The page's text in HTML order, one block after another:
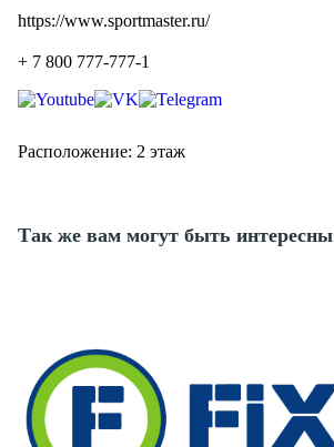
https://www.sportmaster.ru/
+ 7 800 777-777-1
Расположение: 2 этаж
Так же вам могут быть интересны